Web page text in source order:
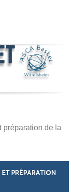
préparation de la
PRÉPARATION